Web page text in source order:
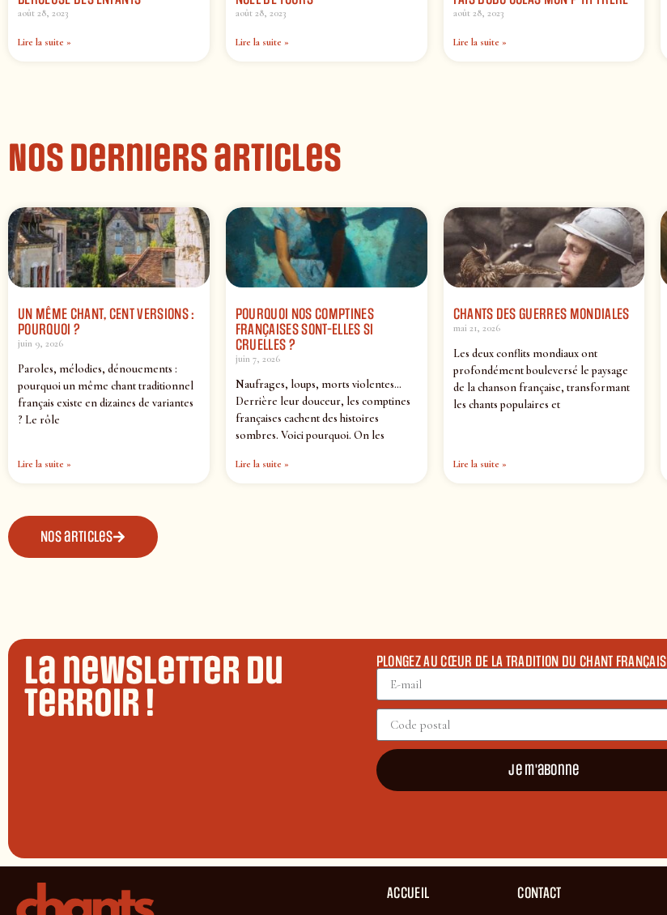
août 28, 2023
Lire la suite »
août 28, 2023
Lire la suite »
août 28, 2023
Lire la suite »
Nos derniers articles
UN MÊME CHANT, CENT VERSIONS :
POURQUOI ?
juin 9, 2026
Paroles, mélodies, dénouements :
pourquoi un même chant traditionnel
français existe en dizaines de variantes
? Le rôle
Lire la suite »
POURQUOI NOS COMPTINES
FRANÇAISES SONT-ELLES SI
CRUELLES ?
juin 7, 2026
Naufrages, loups, morts violentes…
Derrière leur douceur, les comptines
françaises cachent des histoires
sombres. Voici pourquoi. On les
Lire la suite »
CHANTS DES GUERRES MONDIALES
mai 21, 2026
Les deux conflits mondiaux ont
profondément bouleversé le paysage
de la chanson française, transformant
les chants populaires et
Lire la suite »
Nos articles
La newsletter du
terroir !
PLONGEZ AU CŒUR DE LA TRADITION DU CHANT FRANÇAIS
Je m'abonne
ACCUEIL CONTACT